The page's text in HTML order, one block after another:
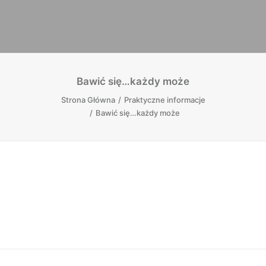
Bawić się…każdy może
Strona Główna
Praktyczne informacje
Bawić się…każdy może